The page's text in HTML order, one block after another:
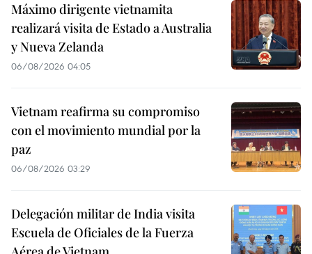
Máximo dirigente vietnamita
realizará visita de Estado a Australia
y Nueva Zelanda
06/08/2026 04:05
Vietnam reafirma su compromiso
con el movimiento mundial por la
paz
06/08/2026 03:29
Delegación militar de India visita
Escuela de Oficiales de la Fuerza